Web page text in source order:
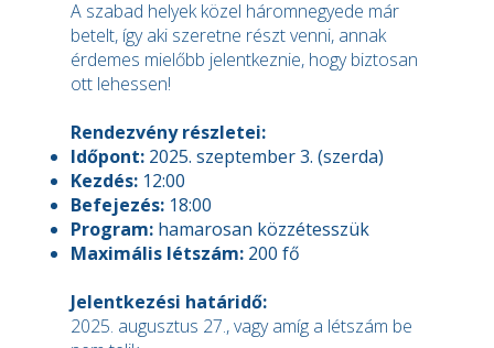
A szabad helyek közel háromnegyede már
betelt, így aki szeretne részt venni, annak
érdemes mielőbb jelentkeznie, hogy biztosan
ott lehessen!
Rendezvény részletei:
Időpont: 2025. szeptember 3. (szerda)
Kezdés: 12:00
Befejezés: 18:00
Program: hamarosan közzétesszük
Maximális létszám: 200 fő
Jelentkezési határidő:
2025. augusztus 27., vagy amíg a létszám be